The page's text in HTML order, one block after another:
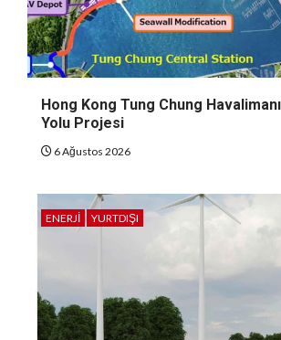
Hong Kong Tung Chung
Yolu Projesi
6 Ağustos 2026
ENERJI YURTDIŞI